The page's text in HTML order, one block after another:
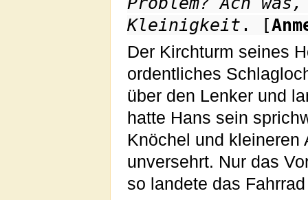
Kleinigkeit . [
Der Kirchturm seines
ordentliches
über den Lenker und
hatte Hans sein
Knöchel und kleineren
unversehrt. Nur das
so landete das